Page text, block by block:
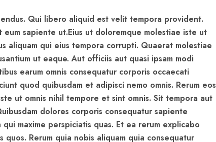
Qui libero aliquid est velit tempora provident.
sapiente ut.Eius ut doloremque molestiae iste ut
aliquam qui eius tempora corrupti. Quaerat molestiae
ut eaque. Aut officiis aut quasi ipsam modi
earum omnis consequatur corporis occaecati
quod quibusdam et adipisci nemo omnis. Rerum eos
ut omnis nihil tempore et sint omnis. Sit tempora aut
dolores corporis consequatur sapiente
qui maxime perspiciatis quas. Et ea rerum explicabo
quos. Rerum quia nobis aliquam quia consequatur